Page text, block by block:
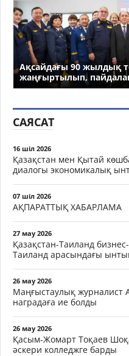
Ақсайдағы 90 жылдық
жаңғыртылып,
САЯСАТ
16 шіл 2026
Қазақстан мен Қытай
диалогы экономикалық
07 шіл 2026
АҚПАРАТТЫҚ ХАБАРЛАМА
27 мау 2026
Қазақстан-Таиланд
Таиланд арасындағы
26 мау 2026
Маңғыстаулық журналист
наградаға ие болды
26 мау 2026
Қасым-Жомарт Тоқаев
әскери колледжге барды